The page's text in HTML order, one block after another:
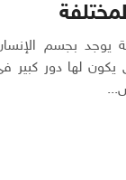
يوجد بجسم
يكون لها دور